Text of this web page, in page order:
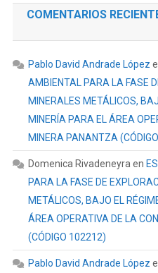
COMENTARIOS
Pablo David Andrade López
AMBIENTAL PARA LA FASE
MINERALES METÁLICOS,
MINERÍA PARA EL ÁREA
MINERA PANANTZA
Domenica Rivadeneyra en
PARA LA FASE DE
METÁLICOS, BAJO EL
ÁREA OPERATIVA DE LA
(CÓDIGO 102212)
Pablo David Andrade López